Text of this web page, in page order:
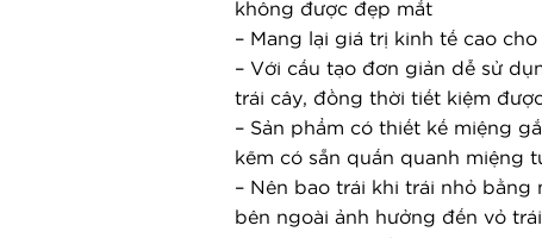
không được đẹp mắt
– Mang lại giá trị kinh tế cao
– Với cấu tạo đơn giản dễ sử
trái cây, đồng thời tiết kiệm
– Sản phẩm có thiết kế miệng
kẽm có sẵn quấn quanh miệng
– Nên bao trái khi trái nhỏ
bên ngoài ảnh hưởng đến vỏ